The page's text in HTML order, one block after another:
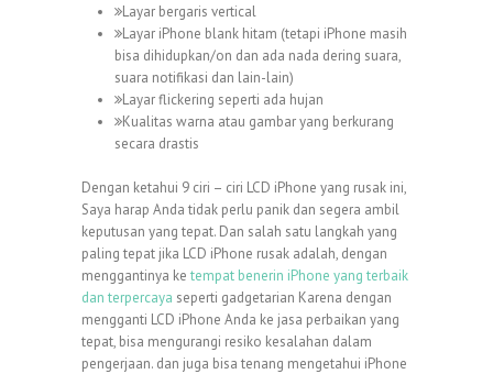
Layar bergaris vertical
Layar iPhone blank hitam (tetapi iPhone masih
bisa dihidupkan/on dan ada nada dering suara,
suara notifikasi dan lain-lain)
Layar flickering seperti ada hujan
Kualitas warna atau gambar yang berkurang
secara drastis
Dengan ketahui 9 ciri – ciri LCD iPhone yang rusak ini,
Saya harap Anda tidak perlu panik dan segera ambil
keputusan yang tepat. Dan salah satu langkah yang
paling tepat jika LCD iPhone rusak adalah, dengan
menggantinya ke tempat benerin iPhone yang terbaik
dan terpercaya seperti gadgetarian Karena dengan
mengganti LCD iPhone Anda ke jasa perbaikan yang
tepat, bisa mengurangi resiko kesalahan dalam
pengerjaan. dan juga bisa tenang mengetahui iPhone